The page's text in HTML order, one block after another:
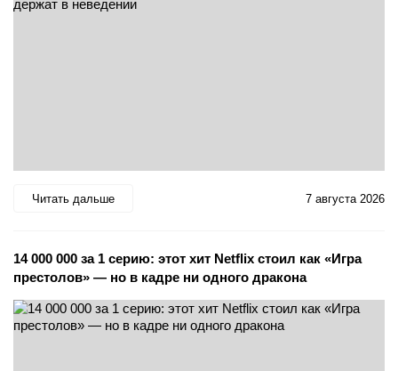
Читать дальше 7 августа 2026
14 000 000 за 1 серию: этот хит Netflix стоил как «Игра
престолов» — но в кадре ни одного дракона